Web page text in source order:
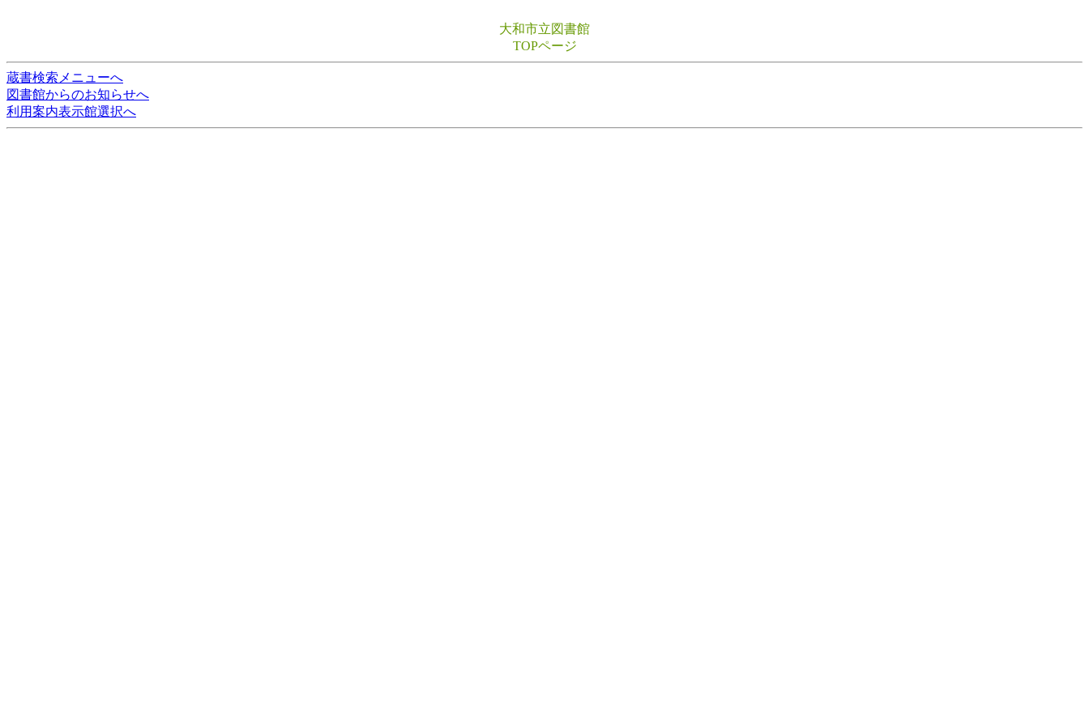
大和市立図書館
TOPページ
蔵書検索メニューへ
図書館からのお知らせへ
利用案内表示館選択へ